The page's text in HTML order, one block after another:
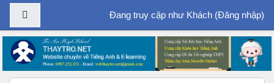
Chuyển tới nội dung chính
Bảng điều khiển cạnhĐang truy cập như Khách (Đăng nhập)